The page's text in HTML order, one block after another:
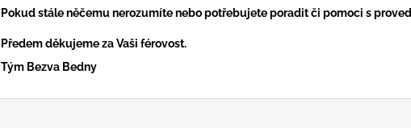
Pokud stále něčemu nerozumíte nebo potřebujete poradit či pomoci s
Předem děkujeme za Vaši férovost.
Tým Bezva Bedny